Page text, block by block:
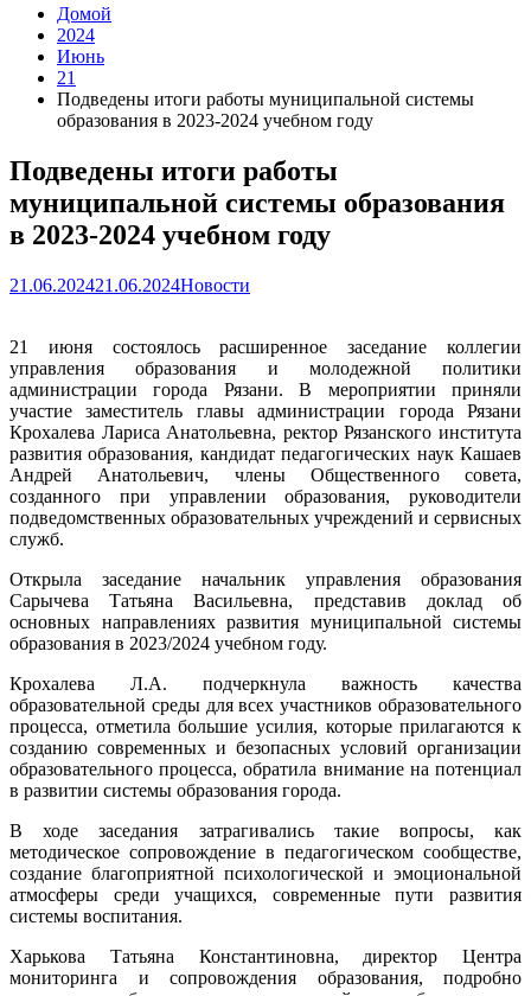
Домой
2024
Июнь
21
Подведены итоги работы муниципальной системы
образования в 2023-2024 учебном году
Подведены итоги работы
муниципальной системы образования
в 2023-2024 учебном году
21.06.202421.06.2024Новости
21 июня состоялось расширенное заседание коллегии
управления образования и молодежной политики
администрации города Рязани. В мероприятии приняли
участие заместитель главы администрации города Рязани
Крохалева Лариса Анатольевна, ректор Рязанского института
развития образования, кандидат педагогических наук Кашаев
Андрей Анатольевич, члены Общественного совета,
созданного при управлении образования, руководители
подведомственных образовательных учреждений и сервисных
служб.
Открыла заседание начальник управления образования
Сарычева Татьяна Васильевна, представив доклад об
основных направлениях развития муниципальной системы
образования в 2023/2024 учебном году.
Крохалева Л.А. подчеркнула важность качества
образовательной среды для всех участников образовательного
процесса, отметила большие усилия, которые прилагаются к
созданию современных и безопасных условий организации
образовательного процесса, обратила внимание на потенциал
в развитии системы образования города.
В ходе заседания затрагивались такие вопросы, как
методическое сопровождение в педагогическом сообществе,
создание благоприятной психологической и эмоциональной
атмосферы среди учащихся, современные пути развития
системы воспитания.
Харькова Татьяна Константиновна, директор Центра
мониторинга и сопровождения образования, подробно